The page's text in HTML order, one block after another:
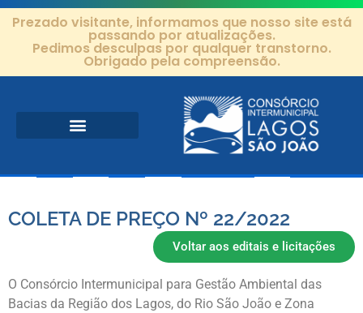
Prezado visitante, informamos que nosso site está
passando por atualizações.
Pedimos desculpas por qualquer transtorno.
Obrigado pela compreensão.
COLETA DE PREÇO Nº 22/2022
Voltar aos editais e licitações
O Consórcio Intermunicipal para Gestão Ambiental das
Bacias da Região dos Lagos, do Rio São João e Zona